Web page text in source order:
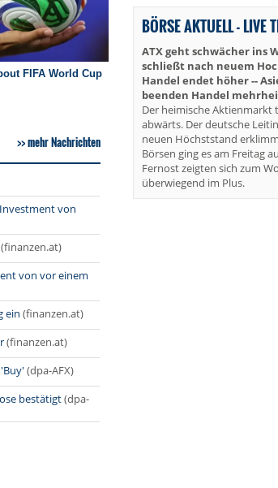
mehr Nachrichten
Investment von
(finanzen.at)
von vor einem
ein (finanzen.at)
(finanzen.at)
(dpa-AFX)
bestätigt(dpa-
BÖRSE AKTUELL - LIVE
ATX geht schwächer ins
schließt nach neuem
Handel endet höher --
beenden Handel
Der heimische Aktienmarkt
abwärts. Der deutsche
neuen Höchststand
Börsen ging es am Freitag
Fernost zeigten sich zum
überwiegend im Plus.